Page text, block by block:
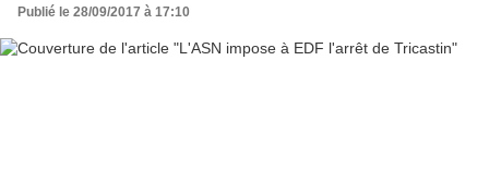
Publié le 28/09/2017 à 17:10